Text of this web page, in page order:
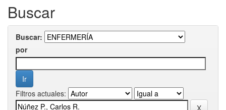
Buscar
Buscar:
por
Filtros actuales: